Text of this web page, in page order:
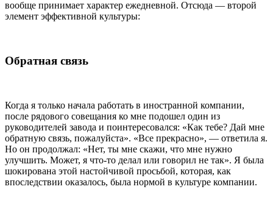
вообще принимает характер ежедневной. Отсюда — второй
элемент эффективной культуры:
Обратная связь
Когда я только начала работать в иностранной компании,
после рядового совещания ко мне подошел один из
руководителей завода и поинтересовался: «Как тебе? Дай мне
обратную связь, пожалуйста». «Все прекрасно», — ответила я.
Но он продолжал: «Нет, ты мне скажи, что мне нужно
улучшить. Может, я что-то делал или говорил не так». Я была
шокирована этой настойчивой просьбой, которая, как
впоследствии оказалось, была нормой в культуре компании.